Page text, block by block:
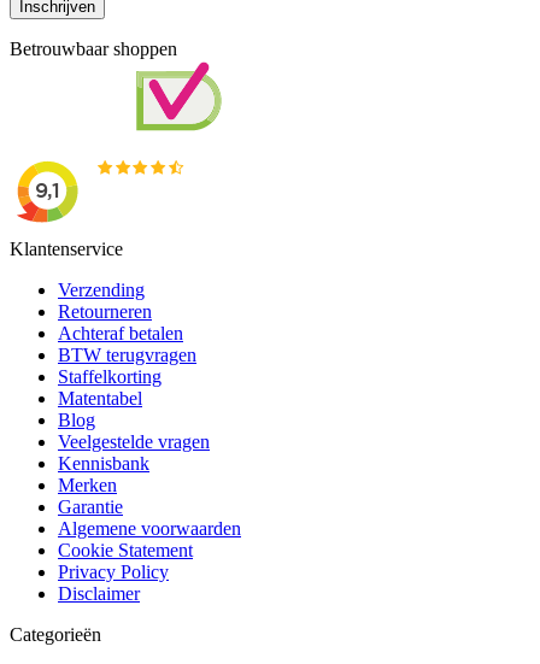
Inschrijven
Betrouwbaar shoppen
Klantenservice
Verzending
Retourneren
Achteraf betalen
BTW terugvragen
Staffelkorting
Matentabel
Blog
Veelgestelde vragen
Kennisbank
Merken
Garantie
Algemene voorwaarden
Cookie Statement
Privacy Policy
Disclaimer
Categorieën